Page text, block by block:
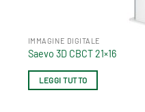
IMMAGINE DIGITALE
Saevo 3D CBCT 21×16
LEGGI TUTTO